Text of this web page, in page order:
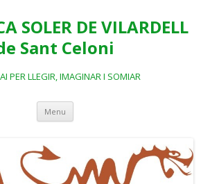
SOLER DE VILARDELL
Sant Celoni
PER LLEGIR, IMAGINAR I SOMIAR
Menu Skip
content